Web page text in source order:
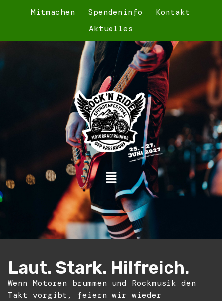
Mitmachen Spendeninfo
Kontakt
Aktuelles
Laut. Stark. Hilfreich.
Wenn Motoren brummen und Rockmusik den
Takt vorgibt, feiern wir wieder